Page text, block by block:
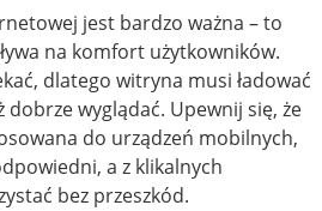
jest bardzo ważna – to
na komfort użytkowników.
dlatego witryna musi ładować
dobrze wyglądać. Upewnij się, że
do urządzeń mobilnych,
a z klikalnych
bez przeszkód.